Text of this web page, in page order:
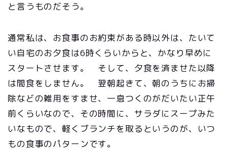
と言うものだそう。
通常私は、お食事のお約束がある時以外は、たいて
い自宅のお夕食は6時くらいからと、かなり早めに
スタートさせます。 そして、夕食を済ませた以降
は間食をしません。 翌朝起きて、朝のうちにお掃
除などの雑用をすませ、一息つくのがだいたい正午
前くらいなので、その時間に、サラダにスープみた
いなもので、軽くブランチを取るというのが、いつ
もの食事のパターンです。